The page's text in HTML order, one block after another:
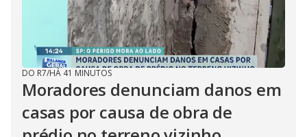
DO R7/HÁ 41 MINUTOS
Moradores denunciam danos em
casas por causa de obra de